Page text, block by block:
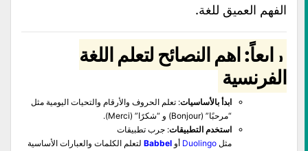
الفهم العميق للغة.
رابعاً: اهم النصائح لتعلم اللغة
الفرنسية
ابدأ بالأساسيات: تعلم الحروف والأرقام والتحيات اليومية مثل
“مرحبًا” (Bonjour) و “شكرًا” (Merci).
استخدم التطبيقات: جرب تطبيقات
مثل Duolingo أو Babbel لتعلم الكلمات والعبارات الأساسية